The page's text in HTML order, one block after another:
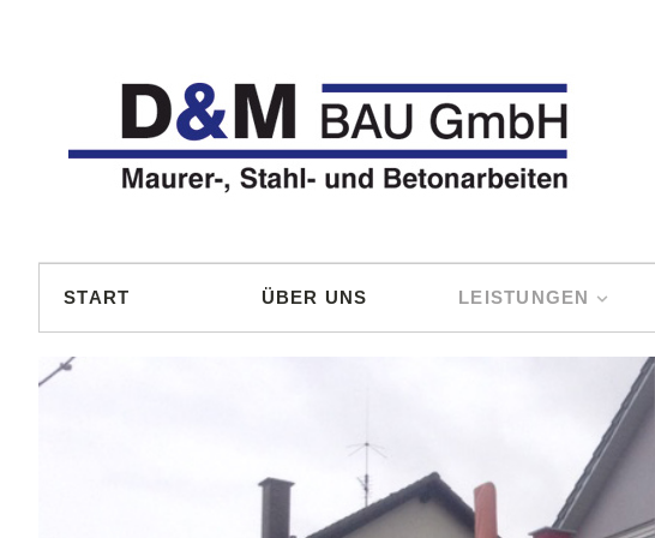
START ÜBER UNS LEISTUNGEN
Maurerarbeiten
Pflasterarbeiten
Reihenhäuser